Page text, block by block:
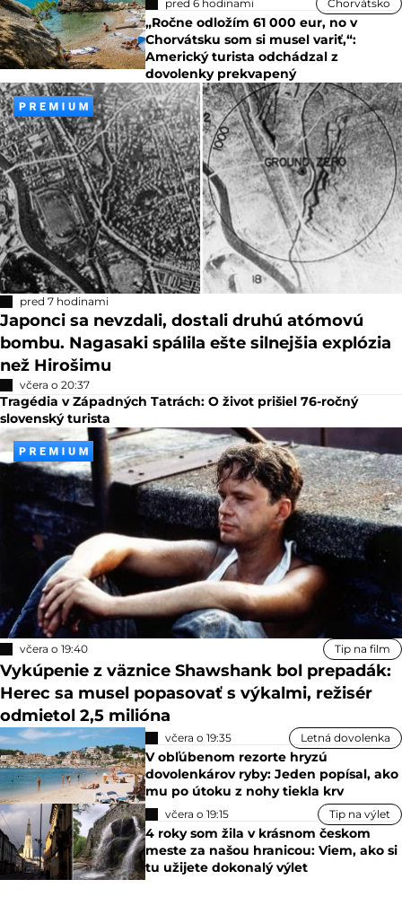
pred 6 hodinami Chorvátsko
„Ročne odložím 61 000 eur, no v
Chorvátsku som si musel variť,“:
Americký turista odchádzal z
dovolenky prekvapený
pred 7 hodinami
Japonci sa nevzdali, dostali druhú atómovú
bombu. Nagasaki spálila ešte silnejšia explózia
než Hirošimu
včera o 20:37
Tragédia v Západných Tatrách: O život prišiel 76-ročný
slovenský turista
včera o 19:40 Tip na film
Vykúpenie z väznice Shawshank bol prepadák:
Herec sa musel popasovať s výkalmi, režisér
odmietol 2,5 milióna
včera o 19:35 Letná dovolenka
V obľúbenom rezorte hryzú
dovolenkárov ryby: Jeden popísal, ako
mu po útoku z nohy tiekla krv
včera o 19:15 Tip na výlet
4 roky som žila v krásnom českom
meste za našou hranicou: Viem, ako si
tu užijete dokonalý výlet